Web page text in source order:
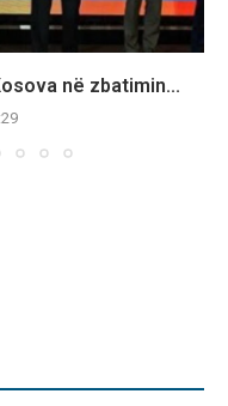
në zbatimin...